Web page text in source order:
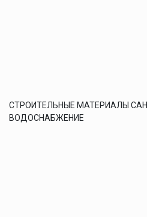
СТРОИТЕЛЬНЫЕ МАТЕРИАЛЫ
ВОДОСНАБЖЕНИЕ